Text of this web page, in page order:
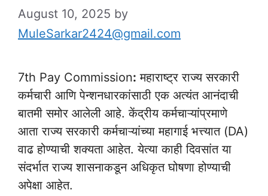
August 10, 2025 by
MuleSarkar2424@gmail.com
7th Pay Commission: महाराष्ट्र राज्य सरकारी
कर्मचारी आणि पेन्शनधारकांसाठी एक अत्यंत आनंदाची
बातमी समोर आलेली आहे. केंद्रीय कर्मचाऱ्यांप्रमाणे
आता राज्य सरकारी कर्मचाऱ्यांच्या महागाई भत्त्यात (DA)
वाढ होण्याची शक्यता आहेत. येत्या काही दिवसांत या
संदर्भात राज्य शासनाकडून अधिकृत घोषणा होण्याची
अपेक्षा आहेत.